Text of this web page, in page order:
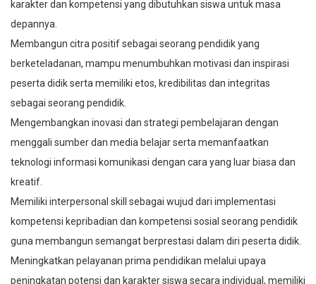
karakter dan kompetensi yang dibutuhkan siswa untuk masa
depannya.
Membangun citra positif sebagai seorang pendidik yang
berketeladanan, mampu menumbuhkan motivasi dan inspirasi
peserta didik serta memiliki etos, kredibilitas dan integritas
sebagai seorang pendidik.
Mengembangkan inovasi dan strategi pembelajaran dengan
menggali sumber dan media belajar serta memanfaatkan
teknologi informasi komunikasi dengan cara yang luar biasa dan
kreatif.
Memiliki interpersonal skill sebagai wujud dari implementasi
kompetensi kepribadian dan kompetensi sosial seorang pendidik
guna membangun semangat berprestasi dalam diri peserta didik.
Meningkatkan pelayanan prima pendidikan melalui upaya
peningkatan potensi dan karakter siswa secara individual, memiliki